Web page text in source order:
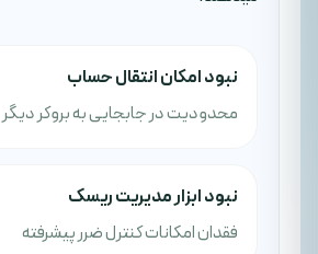
نبود امکان انتقال حساب
محدودیت در جابجایی به بروکر دیگر
نبود ابزار مدیریت ریسک
فقدان امکانات کنترل ضرر پیشرفته